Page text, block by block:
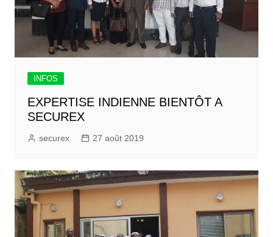
INFOS
EXPERTISE INDIENNE BIENTÔT A
SECUREX
securex 27 août 2019